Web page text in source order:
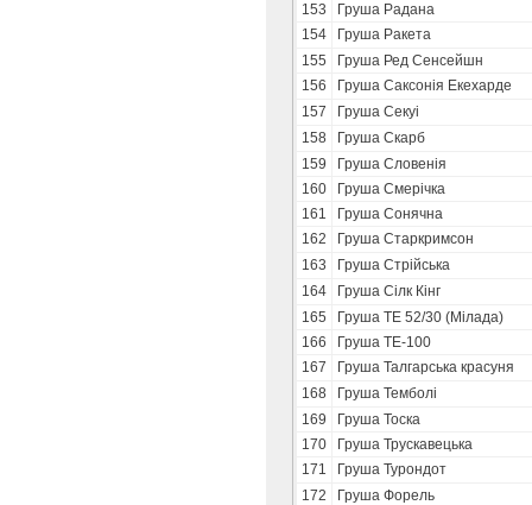
153
Груша Радана
154
Груша Ракета
155
Груша Ред Сенсейшн
156
Груша Саксонія Екехарде
157
Груша Секуі
158
Груша Скарб
159
Груша Словенія
160
Груша Смерічка
161
Груша Сонячна
162
Груша Старкримсон
163
Груша Стрійська
164
Груша Сілк Кінг
165
Груша ТЕ 52/30 (Мілада)
166
Груша ТЕ-100
167
Груша Талгарська красуня
168
Груша Темболі
169
Груша Тоска
170
Груша Трускавецька
171
Груша Турондот
172
Груша Форель